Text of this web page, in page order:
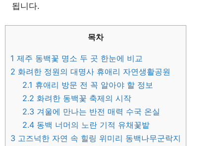
됩니다.
목차
1 제주 동백꽃 명소 두 곳 한눈에 비교
2 화려한 정원의 대명사 휴애리 자연생활공원
2.1 휴애리 방문 전 꼭 알아야 할 정보
2.2 화려한 동백꽃 축제의 시작
2.3 겨울에 만나는 반전 매력 수국 온실
2.4 동백 너머의 노란 기적 유채꽃밭
3 고즈넉한 자연 속 힐링 위미리 동백나무군락지